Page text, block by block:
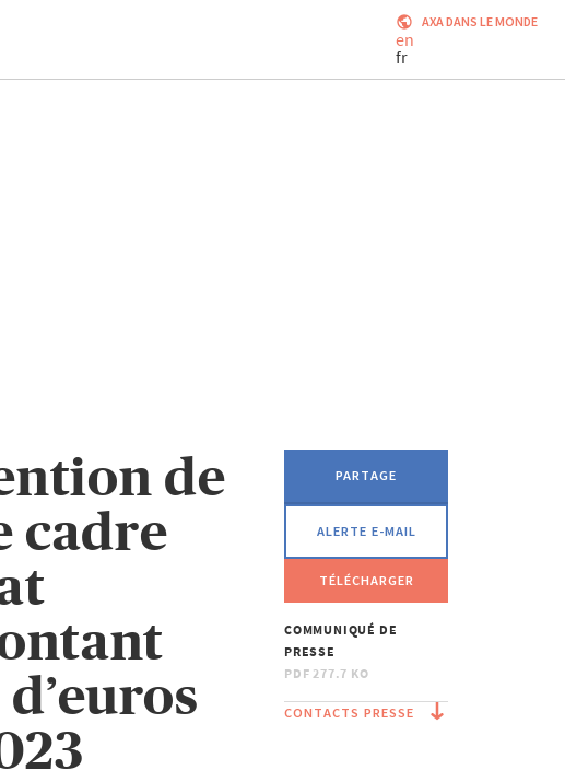
AXA DANS LE MONDE
en
fr
de
cadre
PARTAGE
ALERTE E-MAIL
TÉLÉCHARGER
COMMUNIQUÉ DE
PRESSE
PDF277.7 KO
CONTACTS PRESSE